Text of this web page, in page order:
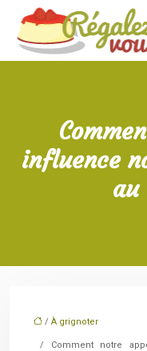
influence
au
/ À grignoter
/ Comment notre